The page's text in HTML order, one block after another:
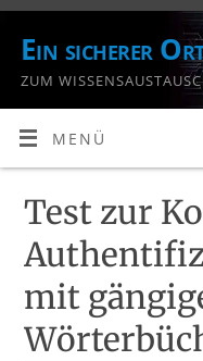
Ein sicherer
ZUM
MENÜ
Test zur
mit